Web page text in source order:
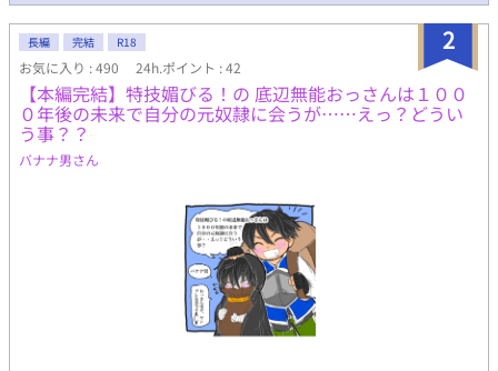
2
長編 完結 R18
お気に入り : 490 24h.ポイント : 42
【本編完結】特技媚びる！の 底辺無能おっさんは１００
０年後の未来で自分の元奴隷に会うが……えっ？どうい
う事？？
バナナ男さん